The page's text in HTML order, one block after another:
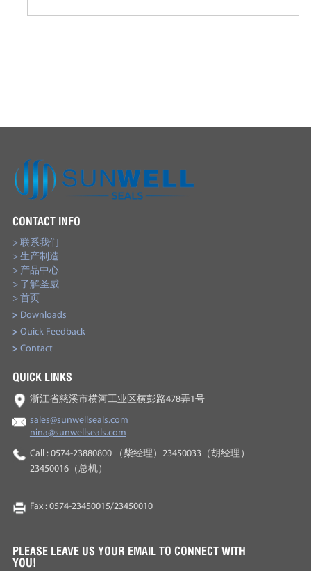
CONTACT INFO
> 联系我们
> 生产制造
> 产品中心
> 了解圣威
> 首页
> Downloads
> Quick Feedback
> Contact
QUICK LINKS
浙江省慈溪市横河工业区横彭路478弄1号
sales@sunwellseals.com
nina@sunwellseals.com
Call : 0574-23880800 （柴经理）23450033（胡经理）
23450016（总机）
Fax : 0574-23450015/23450010
PLEASE LEAVE US YOUR EMAIL TO CONNECT WITH
YOU!